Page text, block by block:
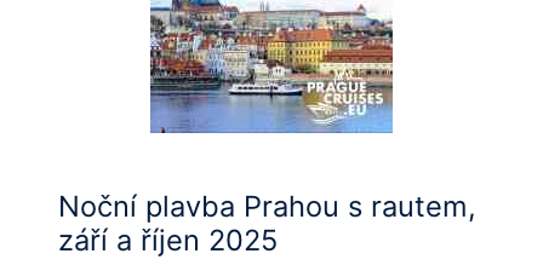
Noční plavba Prahou s rautem,
září a říjen 2025